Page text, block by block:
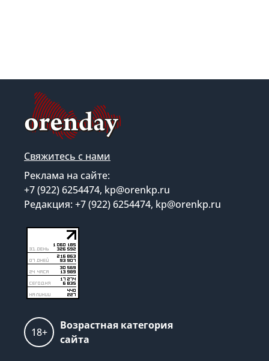
Свяжитесь с нами
Реклама на сайте:
+7 (922) 6254474, kp@orenkp.ru
Редакция: +7 (922) 6254474, kp@orenkp.ru
18+
Возрастная категория
сайта